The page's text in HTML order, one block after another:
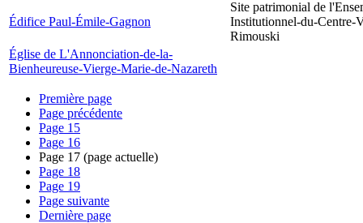
Édifice Paul-Émile-Gagnon
Site patrimonial de
Institutionnel-du-Centre-
Rimouski
Église de L'Annonciation-de-la-
Bienheureuse-Vierge-Marie-de-Nazareth
Première page
Page précédente
Page 15
Page 16
Page 17 (page actuelle)
Page 18
Page 19
Page suivante
Dernière page